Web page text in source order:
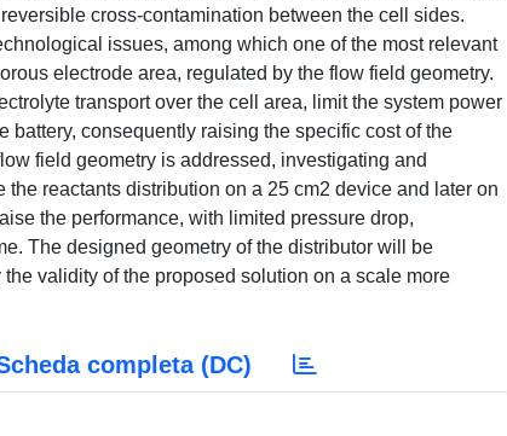
cross-contamination between the cell sides.
issues, among which one of the most relevant
electrode area, regulated by the flow field geometry.
transport over the cell area, limit the system power
consequently raising the specific cost of the
field geometry is addressed, investigating and
reactants distribution on a 25 cm2 device and later on
the performance, with limited pressure drop,
The designed geometry of the distributor will be
validity of the proposed solution on a scale more
completa (DC)